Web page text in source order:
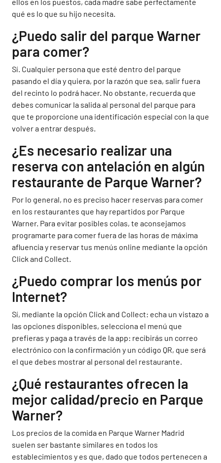
qué es lo que su hijo necesita.
¿Puedo salir del parque Warner
para comer?
Sí. Cualquier persona que esté dentro del parque
pasando el día y quiera, por la razón que sea, salir fuera
del recinto lo podrá hacer. No obstante, recuerda que
debes comunicar la salida al personal del parque para
que te proporcione una identificación especial con la que
volver a entrar después.
¿Es necesario realizar una
reserva con antelación en algún
restaurante de Parque Warner?
Por lo general, no es preciso hacer reservas para comer
en los restaurantes que hay repartidos por Parque
Warner. Para evitar posibles colas, te aconsejamos
programarte para comer fuera de las horas de máxima
afluencia y reservar tus menús online mediante la opción
Click and Collect.
¿Puedo comprar los menús por
Internet?
Sí, mediante la opción Click and Collect: echa un vistazo a
las opciones disponibles, selecciona el menú que
prefieras y paga a través de la app: recibirás un correo
electrónico con la confirmación y un código QR, que será
el que debes mostrar al personal del restaurante.
¿Qué restaurantes ofrecen la
mejor calidad/precio en Parque
Warner?
Los precios de la comida en Parque Warner Madrid
suelen ser bastante similares en todos los
establecimientos y es que, dado que todos pertenecen a